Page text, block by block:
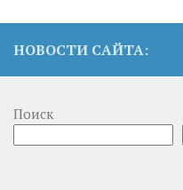
НОВОСТИ САЙТА:
Поиск